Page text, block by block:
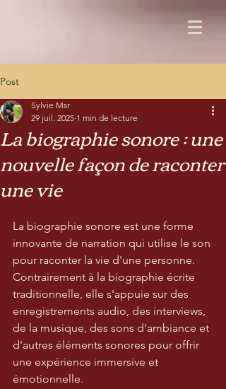
Post
La biographie sonore : une
nouvelle façon de raconter
une vie
Sylvie Msr
29 juil. 2025 1 min de lecture
La biographie sonore est une forme
innovante de narration qui utilise le son
pour raconter la vie d'une personne.
Contrairement à la biographie écrite
traditionnelle, elle s'appuie sur des
enregistrements audio, des interviews,
de la musique, des sons d'ambiance et
d'autres éléments sonores pour offrir
une expérience immersive et
émotionnelle.